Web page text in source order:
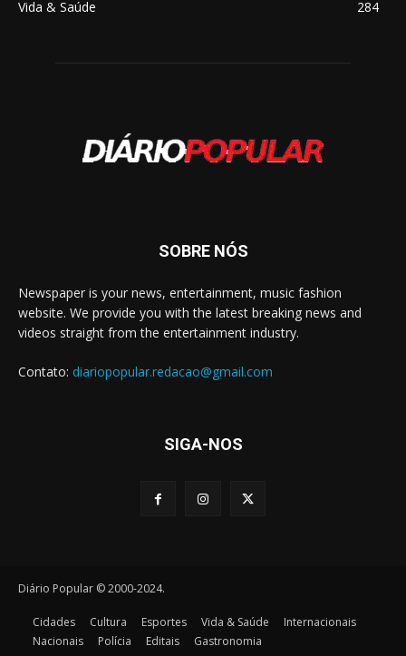
Vida & Saúde
284
SOBRE NÓS
Newspaper is your news, entertainment, music fashion
website. We provide you with the latest breaking news and
videos straight from the entertainment industry.
Contato: diariopopular.redacao@gmail.com
SIGA-NOS
Diário Popular © 2000-2024.
Cidades Cultura Esportes Vida & Saúde
Internacionais
Nacionais
Polícia Editais Gastronomia